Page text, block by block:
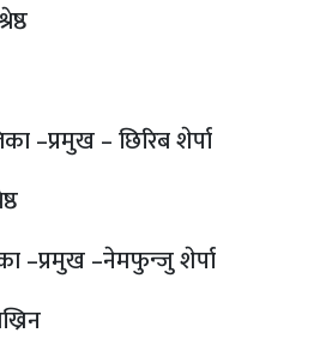
–प्रमुख – छिरिब शेर्पा
–प्रमुख –नेमफुन्जु शेर्पा